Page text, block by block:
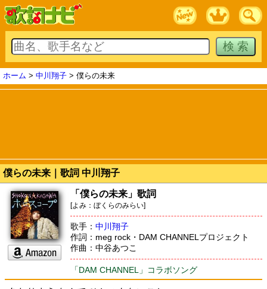
ホーム > 中川翔子 > 僕らの未来
僕らの未来｜歌詞 中川翔子
「僕らの未来」歌詞
[よみ：ぼくらのみらい]
歌手： 中川翔子
作詞：meg rock・DAM CHANNELプロジェクト
作曲：中谷あつこ
「DAM CHANNEL」コラボソング